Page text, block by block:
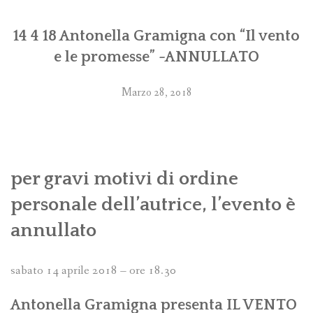
14 4 18 Antonella Gramigna con “Il vento
e le promesse” -ANNULLATO
Marzo 28, 2018
per gravi motivi di ordine
personale dell’autrice, l’evento è
annullato
sabato 14 aprile 2018 – ore 18.30
Antonella Gramigna presenta IL VENTO